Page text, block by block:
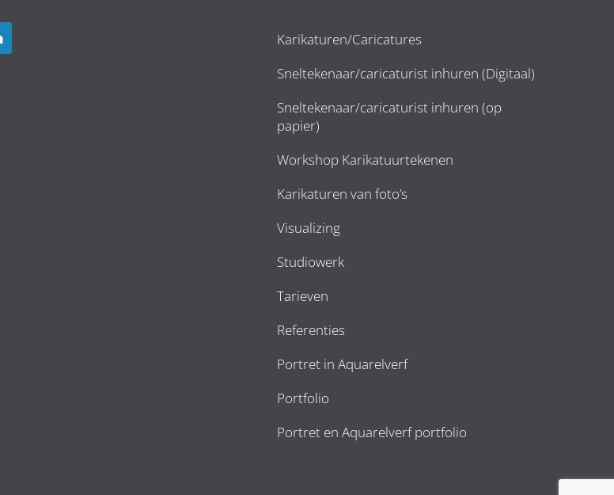
Karikaturen/Caricatures
Sneltekenaar/caricaturist inhuren (Digitaal)
Sneltekenaar/caricaturist inhuren (op
papier)
Workshop Karikatuurtekenen
Karikaturen van foto’s
Visualizing
Studiowerk
Tarieven
Referenties
Portret in Aquarelverf
Portfolio
Portret en Aquarelverf portfolio